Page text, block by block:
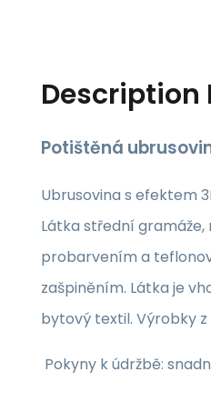
Description
Potištěná
Ubrusovina s efektem
Látka střední
probarvením a
zašpiněním. Látka je
bytový textil. Výrobky
Pokyny k údržbě: